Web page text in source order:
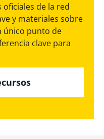
oficiales de la red
y materiales sobre
único punto de
clave para